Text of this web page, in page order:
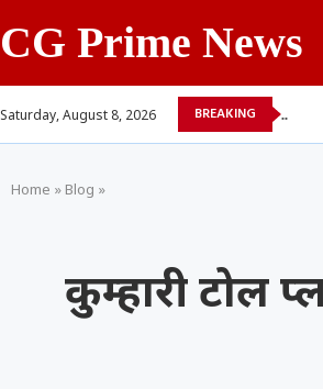
CG Prime News
Saturday, August 8, 2026 BREAKING
और आम्रपाली दुबे के बीच... तेज प्रताप यादव ने
Home » Blog »
कुम्हारी टोल